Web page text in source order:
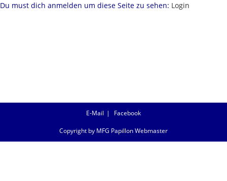
Du must dich anmelden um diese Seite zu sehen: Login
E-Mail Facebook
Copyright by MFG Papillon Webmaster